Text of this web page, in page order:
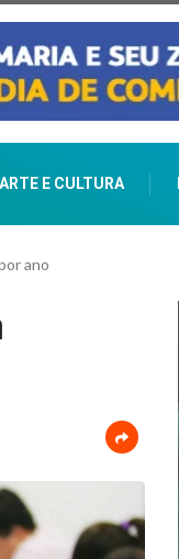
ARTE E CULTURA
ano